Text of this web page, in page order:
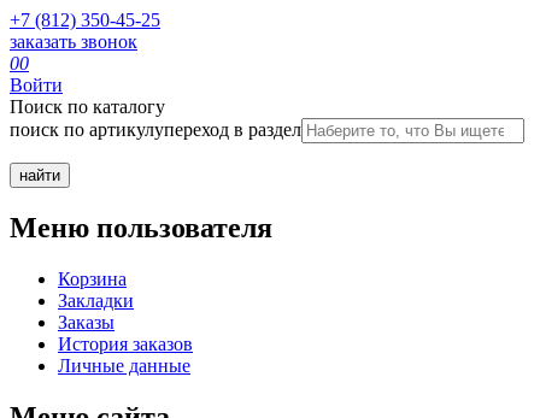
+7 (812) 350-45-25
заказать звонок
00
Войти
Поиск по каталогу
поиск по артикулупереход в раздел
Меню пользователя
Корзина
Закладки
Заказы
История заказов
Личные данные